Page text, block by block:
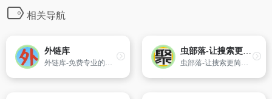
相关导航
外链库
外链库-免费专业的网址、网站、URL外链库，我们收录各地区行业优秀网站,提供分类目录网址提交,中文网站收录服务。
虫部落-让搜索更简单！
虫部落-让搜索更简单！